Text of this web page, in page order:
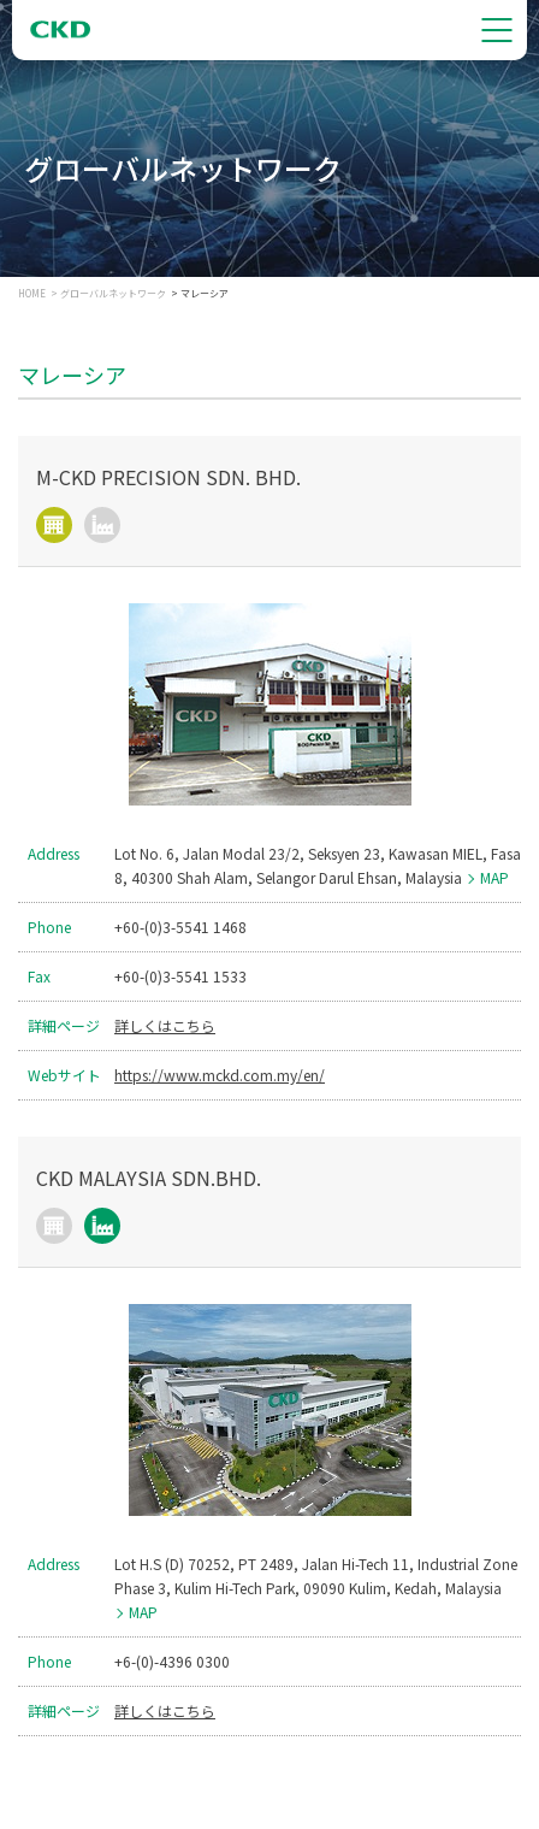
グローバルネットワーク
HOME グローバルネットワーク マレーシア
マレーシア
M-CKD PRECISION SDN. BHD.
Address
Lot No. 6, Jalan Modal 23/2, Seksyen 23, Kawasan MIEL, Fasa
8, 40300 Shah Alam, Selangor Darul Ehsan, Malaysia
MAP
Phone +60-(0)3-5541 1468
Fax +60-(0)3-5541 1533
詳細ページ 詳しくはこちら
Webサイト https://www.mckd.com.my/en/
CKD MALAYSIA SDN.BHD.
Address
Lot H.S (D) 70252, PT 2489, Jalan Hi-Tech 11, Industrial Zone
Phase 3, Kulim Hi-Tech Park, 09090 Kulim, Kedah, Malaysia
MAP
Phone +6-(0)-4396 0300
詳細ページ 詳しくはこちら